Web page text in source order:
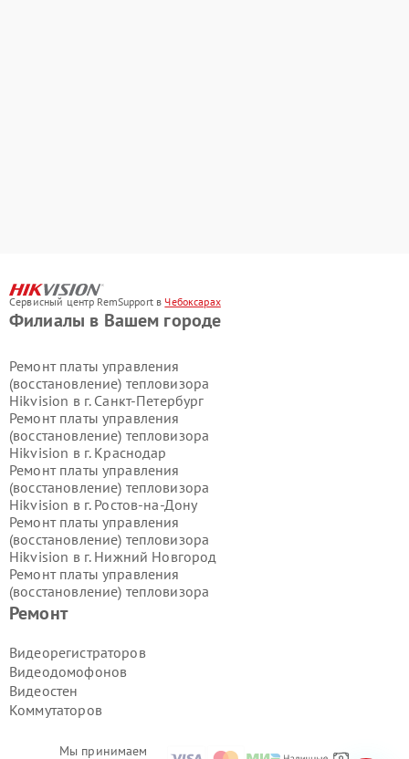
Сервисный центр RemSupport в Чебоксарах
Мы принимаем
Ремонт
Видеорегистраторов
Видеодомофонов
Видеостен
Коммутаторов
Филиалы в Вашем городе
Ремонт платы управления
(восстановление) тепловизора
Hikvision в г. Санкт-Петербург
Ремонт платы управления
(восстановление) тепловизора
Hikvision в г. Краснодар
Ремонт платы управления
(восстановление) тепловизора
Hikvision в г. Ростов-на-Дону
Ремонт платы управления
(восстановление) тепловизора
Hikvision в г. Нижний Новгород
Ремонт платы управления
(восстановление) тепловизора
Hikvision в г.
(восстановление) тепловизора
Hikvision в г.Екатеринбург
Ремонт платы управления
(восстановление) тепловизора
Hikvision в г.Казань
(восстановление) тепловизора